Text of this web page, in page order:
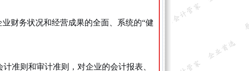
财务状况和经营成果的全面、系统的“健
准则和审计准则，对企业的会计报表、